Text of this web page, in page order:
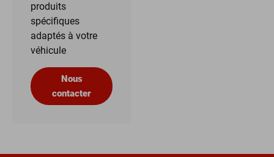
produits
spécifiques
adaptés à votre
véhicule
Nous
contacter